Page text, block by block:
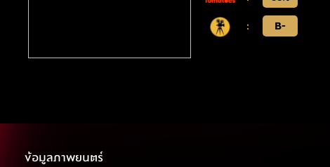
:
B-
ข้อมูลภาพยนตร์